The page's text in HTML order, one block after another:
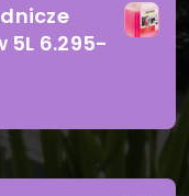
5L 6.295-